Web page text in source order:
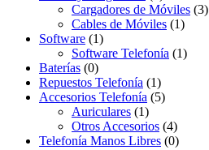
Cargadores de Móviles (3)
Cables de Móviles (1)
Software (1)
Software Telefonía (1)
Baterías (0)
Repuestos Telefonía (1)
Accesorios Telefonía (5)
Auriculares (1)
Otros Accesorios (4)
Telefonía Manos Libres (0)